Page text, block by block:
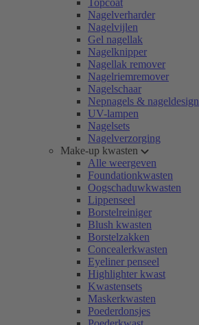
Topcoat
Nagelverharder
Nagelvijlen
Gel nagellak
Nagelknipper
Nagellak remover
Nagelriemremover
Nagelschaar
Nepnagels & nageldesign
UV-lampen
Nagelsets
Nagelverzorging
Make-up kwasten
Alle weergeven
Foundationkwasten
Oogschaduwkwasten
Lippenseel
Borstelreiniger
Blush kwasten
Borstelzakken
Concealerkwasten
Eyeliner penseel
Highlighter kwast
Kwastensets
Maskerkwasten
Poederdonsjes